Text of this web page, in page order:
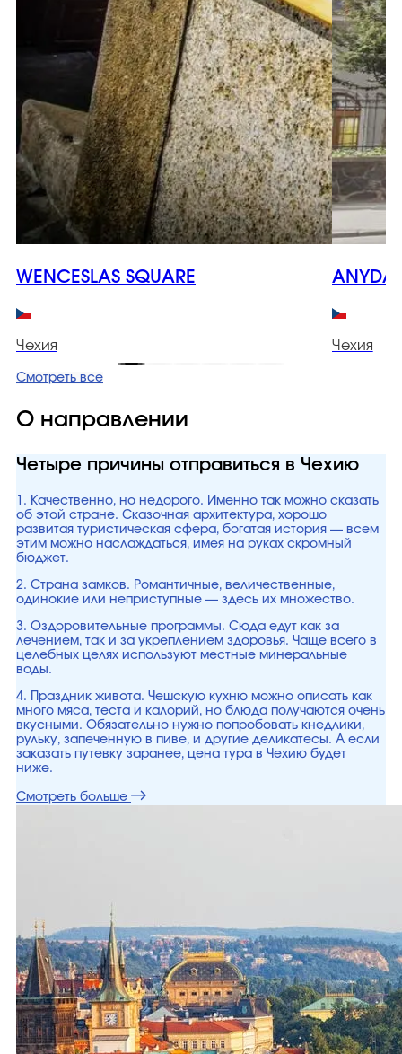
WENCESLAS SQUARE
Чехия Чехия
Смотреть все
О направлении
Четыре причины отправиться в Чехию
1. Качественно, но недорого. Именно так можно сказать
об этой стране. Сказочная архитектура, хорошо
развитая туристическая сфера, богатая история — всем
этим можно наслаждаться, имея на руках скромный
бюджет.
2. Страна замков. Романтичные, величественные,
одинокие или неприступные — здесь их множество.
3. Оздоровительные программы. Сюда едут как за
лечением, так и за укреплением здоровья. Чаще всего в
целебных целях используют местные минеральные
воды.
4. Праздник живота. Чешскую кухню можно описать как
много мяса, теста и калорий, но блюда получаются очень
вкусными. Обязательно нужно попробовать кнедлики,
рульку, запеченную в пиве, и другие деликатесы. А если
заказать путевку заранее, цена тура в Чехию будет
ниже.
Смотреть больше